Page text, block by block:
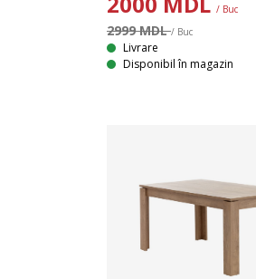
/ Buc
2999 MDL/ Buc
Livrare
Disponibil în magazin